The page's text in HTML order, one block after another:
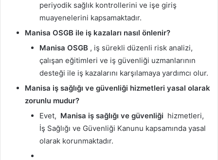
periyodik sağlık kontrollerini ve işe giriş
muayenelerini kapsamaktadır.
Manisa OSGB ile iş kazaları nasıl önlenir?
Manisa OSGB , iş sürekli düzenli risk analizi,
çalışan eğitimleri ve iş güvenliği uzmanlarının
desteği ile iş kazalarını karşılamaya yardımcı olur.
Manisa iş sağlığı ve güvenliği hizmetleri yasal olarak
zorunlu mudur?
Evet, Manisa iş sağlığı ve güvenliği hizmetleri,
İş Sağlığı ve Güvenliği Kanunu kapsamında yasal
olarak korunmaktadır.